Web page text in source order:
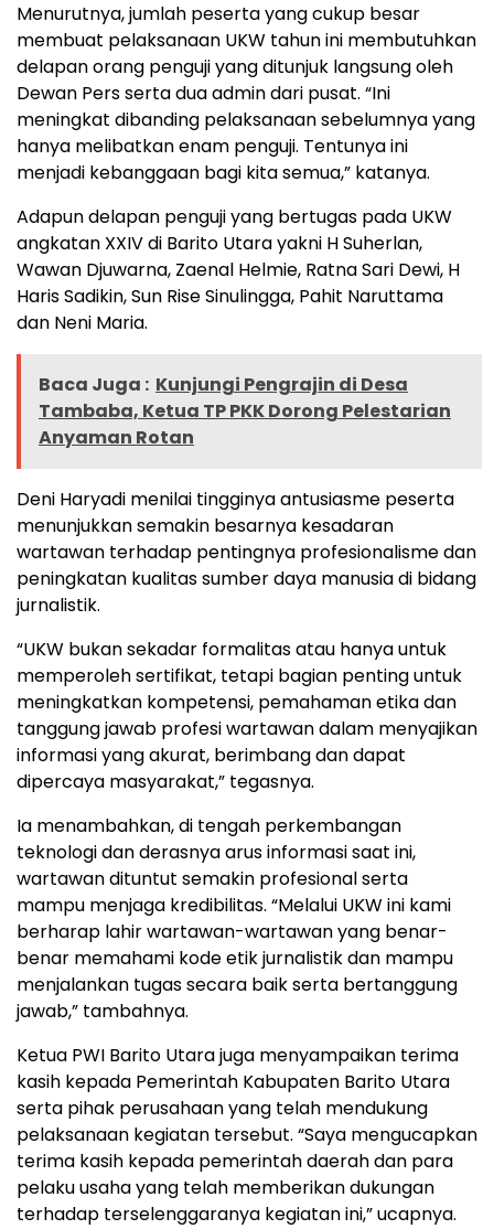
Menurutnya, jumlah peserta yang cukup besar
membuat pelaksanaan UKW tahun ini membutuhkan
delapan orang penguji yang ditunjuk langsung oleh
Dewan Pers serta dua admin dari pusat. “Ini
meningkat dibanding pelaksanaan sebelumnya yang
hanya melibatkan enam penguji. Tentunya ini
menjadi kebanggaan bagi kita semua,” katanya.
Adapun delapan penguji yang bertugas pada UKW
angkatan XXIV di Barito Utara yakni H Suherlan,
Wawan Djuwarna, Zaenal Helmie, Ratna Sari Dewi, H
Haris Sadikin, Sun Rise Sinulingga, Pahit Naruttama
dan Neni Maria.
Baca Juga : Kunjungi Pengrajin di Desa
Tambaba, Ketua TP PKK Dorong Pelestarian
Anyaman Rotan
Deni Haryadi menilai tingginya antusiasme peserta
menunjukkan semakin besarnya kesadaran
wartawan terhadap pentingnya profesionalisme dan
peningkatan kualitas sumber daya manusia di bidang
jurnalistik.
“UKW bukan sekadar formalitas atau hanya untuk
memperoleh sertifikat, tetapi bagian penting untuk
meningkatkan kompetensi, pemahaman etika dan
tanggung jawab profesi wartawan dalam menyajikan
informasi yang akurat, berimbang dan dapat
dipercaya masyarakat,” tegasnya.
Ia menambahkan, di tengah perkembangan
teknologi dan derasnya arus informasi saat ini,
wartawan dituntut semakin profesional serta
mampu menjaga kredibilitas. “Melalui UKW ini kami
berharap lahir wartawan-wartawan yang benar-
benar memahami kode etik jurnalistik dan mampu
menjalankan tugas secara baik serta bertanggung
jawab,” tambahnya.
Ketua PWI Barito Utara juga menyampaikan terima
kasih kepada Pemerintah Kabupaten Barito Utara
serta pihak perusahaan yang telah mendukung
pelaksanaan kegiatan tersebut. “Saya mengucapkan
terima kasih kepada pemerintah daerah dan para
pelaku usaha yang telah memberikan dukungan
terhadap terselenggaranya kegiatan ini,” ucapnya.